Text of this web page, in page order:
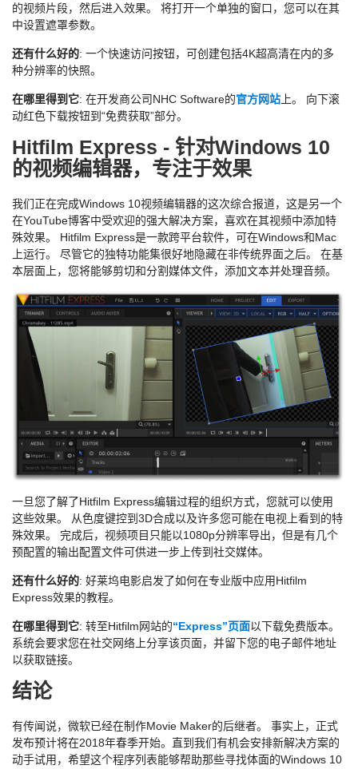
的视频片段，然后进入效果。 将打开一个单独的窗口，您可以在其
中设置遮罩参数。
还有什么好的: 一个快速访问按钮，可创建包括4K超高清在内的多
种分辨率的快照。
在哪里得到它: 在开发商公司NHC Software的官方网站 上。 向下滚
动红色下载按钮到“免费获取”部分。
Hitfilm Express - 针对Windows 10
的视频编辑器，专注于效果
我们正在完成Windows 10视频编辑器的这次综合报道，这是另一个
在YouTube博客中受欢迎的强大解决方案，喜欢在其视频中添加特
殊效果。 Hitfilm Express是一款跨平台软件，可在Windows和Mac
上运行。 尽管它的独特功能集很好地隐藏在非传统界面之后。 在基
本层面上，您将能够剪切和分割媒体文件，添加文本并处理音频。
一旦您了解了Hitfilm Express编辑过程的组织方式，您就可以使用
这些效果。 从色度键控到3D合成以及许多您可能在电视上看到的特
殊效果。 完成后，视频项目只能以1080p分辨率导出，但是有几个
预配置的输出配置文件可供进一步上传到社交媒体。
还有什么好的: 好莱坞电影启发了如何在专业版中应用Hitfilm
Express效果的教程。
在哪里得到它: 转至Hitfilm网站的“Express”页面以下载免费版本。
系统会要求您在社交网络上分享该页面，并留下您的电子邮件地址
以获取链接。
结论
有传闻说，微软已经在制作Movie Maker的后继者。 事实上，正式
发布预计将在2018年春季开始。直到我们有机会安排新解决方案的
动手试用，希望这个程序列表能够帮助那些寻找体面的Windows 10